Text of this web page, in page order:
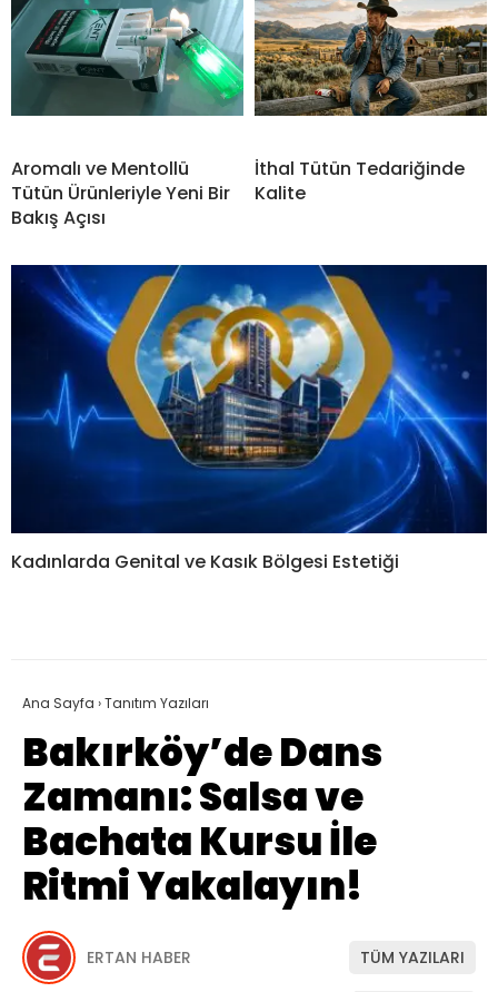
Aromalı ve Mentollü
Tütün Ürünleriyle Yeni Bir
Bakış Açısı
İthal Tütün Tedariğinde
Kalite
Kadınlarda Genital ve Kasık Bölgesi Estetiği
Ana Sayfa ›Tanıtım Yazıları
Bakırköy’de Dans
Zamanı: Salsa ve
Bachata Kursu İle
Ritmi Yakalayın!
ERTAN HABER TÜM YAZILARI